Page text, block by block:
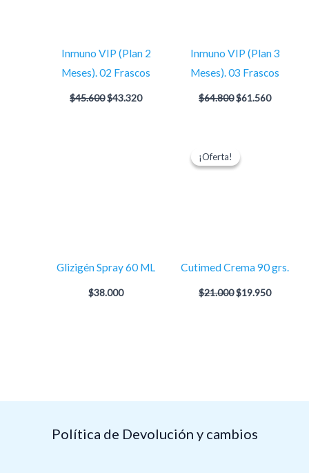
Inmuno VIP (Plan 2
Meses). 02 Frascos
$45.600$43.320
Inmuno VIP (Plan 3
Meses). 03 Frascos
$64.800$61.560
Glizigén Spray 60 ML
$38.000
¡Oferta!
¡Oferta!
Cutimed Crema 90 grs.
$21.000
original
$19.950
Política de Devolución y cambios